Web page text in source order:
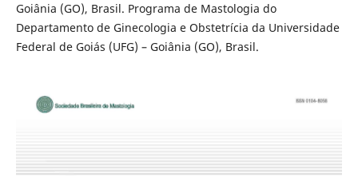
Goiânia (GO), Brasil. Programa de Mastologia do
Departamento de Ginecologia e Obstetrícia da Universidade
Federal de Goiás (UFG) – Goiânia (GO), Brasil.